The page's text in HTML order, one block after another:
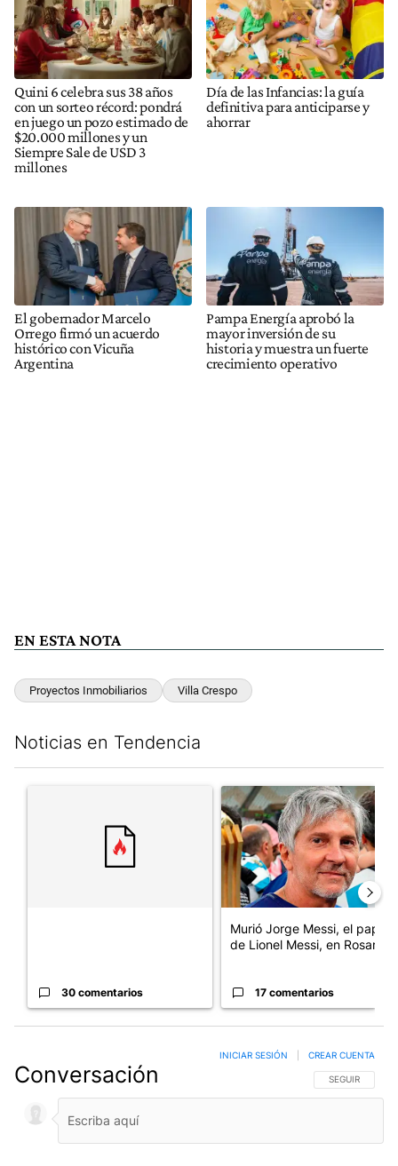
Quini 6 celebra sus 38 años
con un sorteo récord: pondrá
en juego un pozo estimado de
$20.000 millones y un
Siempre Sale de USD 3
millones
Día de las Infancias: la guía
definitiva para anticiparse y
ahorrar
El gobernador Marcelo
Orrego firmó un acuerdo
histórico con Vicuña
Argentina
Pampa Energía aprobó la
mayor inversión de su
historia y muestra un fuerte
crecimiento operativo
EN ESTA NOTA
Proyectos Inmobiliarios Villa Crespo
Noticias en Tendencia
Un artículo de tendencia con el título "" con 30 comentarios.
30 comentarios
Un artículo de tendencia con
Murió Jorge Messi, el papá
de Lionel Messi, en Rosario
17 comentarios
Conversación SIGA ESTA
SEGUIR
INICIAR SESIÓN CREAR CUENTA